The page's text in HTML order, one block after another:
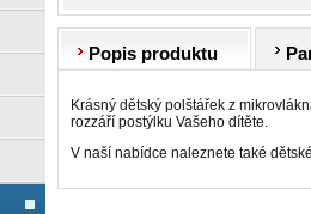
Popis produktu
Krásný dětský polštářek z
rozzáří postýlku Vašeho dítěte.
V naší nabídce naleznete také